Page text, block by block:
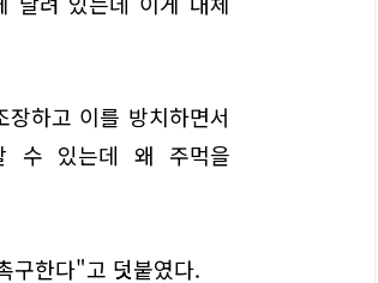
하고 이를 방치하면서
수 있는데 왜 주먹을
구한다"고 덧붙였다.